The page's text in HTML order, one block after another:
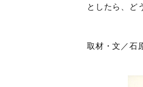
としたら、ど
取材・文／石